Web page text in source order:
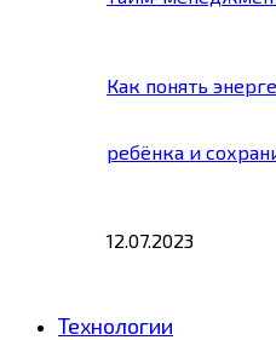
Как понять
ребёнка и
12.07.2023
Технологии